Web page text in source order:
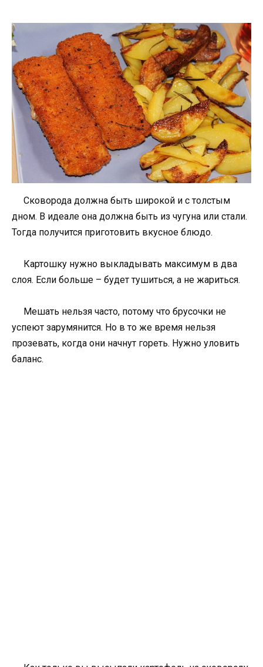
Сковорода должна быть широкой и с толстым
дном. В идеале она должна быть из чугуна или стали.
Тогда получится приготовить вкусное блюдо.
Картошку нужно выкладывать максимум в два
слоя. Если больше – будет тушиться, а не жариться.
Мешать нельзя часто, потому что брусочки не
успеют зарумянится. Но в то же время нельзя
прозевать, когда они начнут гореть. Нужно уловить
баланс.